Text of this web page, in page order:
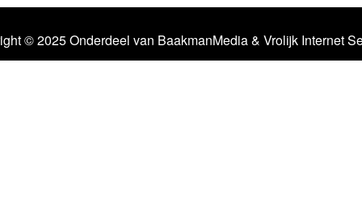
© 2025 Onderdeel van BaakmanMedia& Vrolijk Internet